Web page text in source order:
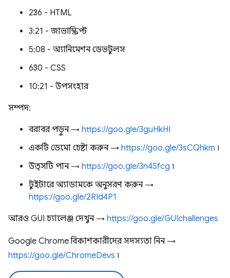
2:36 - HTML
3:21 - জাভাস্ক্রিপ্ট
5:08 - অ্যানিমেশন ডেভটুলস
6:30 - CSS
10:21 - উপসংহার
সম্পদ:
বরাবর পড়ুন → https://goo.gle/3guHkHI
একটি ডেমো চেষ্টা করুন → https://goo.gle/3sCQhkm ৷
উত্সটি পান → https://goo.gle/3n4Sfcg ৷
টুইটারে অ্যাডামকে অনুসরণ করুন →
https://goo.gle/2RId4P1
আরও GUI চ্যালেঞ্জ দেখুন → https://goo.gle/GUIchallenges
Google Chrome বিকাশকারীদের সদস্যতা নিন →
https://goo.gle/ChromeDevs ৷